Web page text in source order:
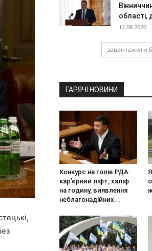
області,
12.08.2020
завантажити
ГАРЯЧІ НОВИНИ
Конкурс на голів РДА:
кар’єрний ліфт, халіф
на годину, виявлення
неблагонадійних...